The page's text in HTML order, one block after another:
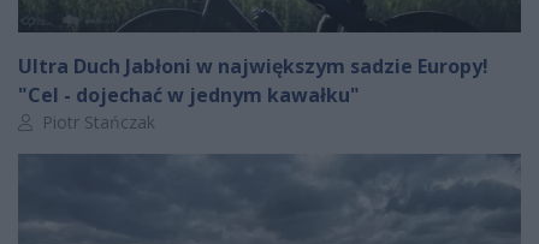
Ultra Duch Jabłoni w największym sadzie Europy!
"Cel - dojechać w jednym kawałku"
Autor artykułu:
Piotr Stańczak